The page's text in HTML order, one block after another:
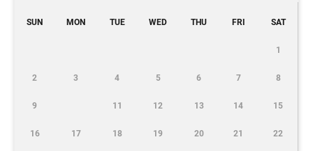
SUN MON TUE WED THU FRI SAT
1
2 3 4 5 6 7 8
9 11 12 13 14 15
16 17 18 19 20 21 22